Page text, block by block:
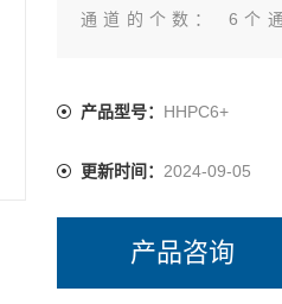
通道的个数： 6个
产品型号： HHPC6+
更新时间： 2024-09-05
产品咨询